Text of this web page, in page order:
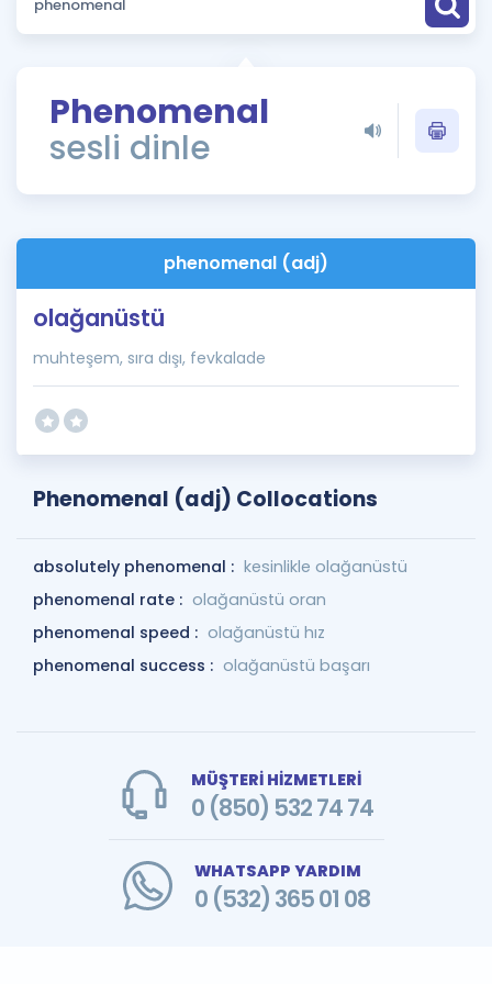
ÖSYM Sınav Takvimi
Kampanyalar
İngilizce Gramer
Phenomenal
sesli dinle
phenomenal (adj)
olağanüstü
muhteşem, sıra dışı, fevkalade
Phenomenal (adj) Collocations
absolutely phenomenal : kesinlikle olağanüstü
phenomenal rate : olağanüstü oran
phenomenal speed : olağanüstü hız
phenomenal success : olağanüstü başarı
MÜŞTERİ HİZMETLERİ
0 (850) 532 74 74
WHATSAPP YARDIM
0 (532) 365 01 08